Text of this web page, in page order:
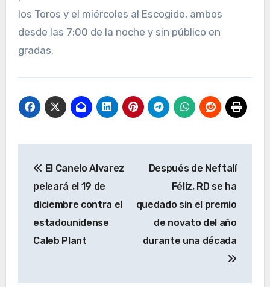
los Toros y el miércoles al Escogido, ambos
desde las 7:00 de la noche y sin público en
gradas.
de
entradas
El Canelo Alvarez
peleará el 19 de
diciembre contra el
estadounidense
Caleb Plant
Después de Neftalí
Féliz, RD se ha
quedado sin el premio
de novato del año
durante una década